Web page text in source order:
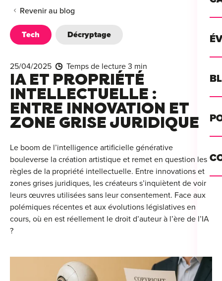
?
Revenir au blog
Tech Décryptage
25/04/2025 Temps de lecture 3 min
IA ET PROPRIÉTÉ
INTELLECTUELLE :
ENTRE INNOVATION ET
ZONE GRISE JURIDIQUE
Le boom de l’intelligence artificielle générative
bouleverse la création artistique et remet en question les
règles de la propriété intellectuelle. Entre innovations et
zones grises juridiques, les créateurs s’inquiètent de voir
leurs œuvres utilisées sans leur consentement. Face aux
polémiques récentes et aux évolutions législatives en
cours, où en est réellement le droit d’auteur à l’ère de l’IA
?